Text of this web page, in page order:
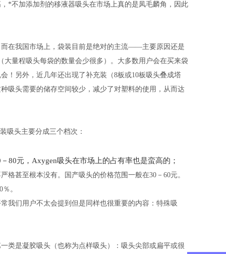
*不加添加剂的移液器吸头在市场上真的是凤毛麟角，因此
在我国市场上，袋装目前是绝对的主流——主要原因还是
大量程吸头每袋的数量会少很多）。大多数用户会在买来袋
！另外，近几年还出现了补充装（8板或10板吸头叠成塔
吸头需要的储存空间较少，减少了对塑料的使用，从而达
吸头主要分成三个档次：
80元，Axygen吸头在市场上的占有率也是蛮高的；
甚至根本没有。国产吸头的价格范围一般在30－60元。
。
我们用户不太会提到但是同样也很重要的内容：特殊吸
类是凝胶吸头（也称为点样吸头）：吸头尖部或扁平或很